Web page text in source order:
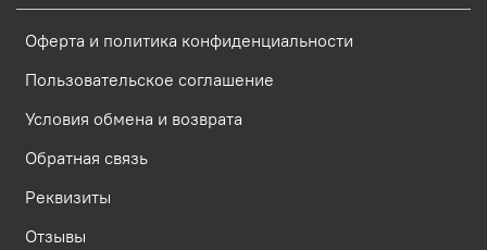
Оферта и политика конфиденциальности
Пользовательское соглашение
Условия обмена и возврата
Обратная связь
Реквизиты
Отзывы